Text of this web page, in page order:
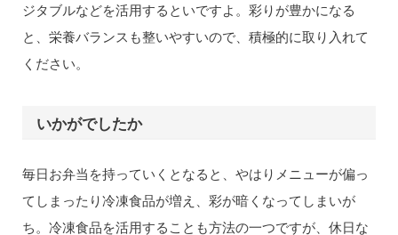
ジタブルなどを活用するといですよ。彩りが豊かになる
と、栄養バランスも整いやすいので、積極的に取り入れて
ください。
いかがでしたか
毎日お弁当を持っていくとなると、やはりメニューが偏っ
てしまったり冷凍食品が増え、彩が暗くなってしまいが
ち。冷凍食品を活用することも方法の一つですが、休日な